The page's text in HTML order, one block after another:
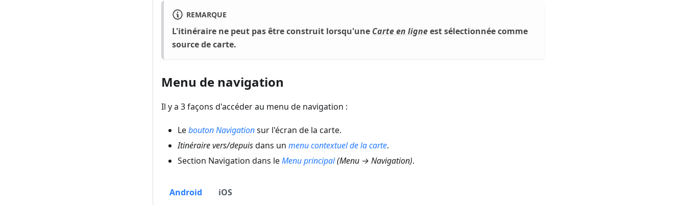
REMARQUE
L'itinéraire ne peut pas être construit lorsqu'une Carte en ligneest sélectionnée comme
source de carte.
Menu de navigation
Il y a 3 façons d'accéder au menu de navigation :
Lebouton Navigationsur l'écran de la carte.
Itinéraire vers/depuisdans un menu contextuel de la carte.
Section Navigation dans leMenu principal(Menu → Navigation).
Android iOS